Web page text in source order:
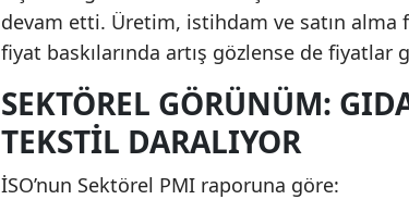
devam etti. Üretim, istihdam ve satın
fiyat baskılarında artış gözlense de fiyatlar
SEKTÖREL GÖRÜNÜM:
TEKSTIL DARALIYOR
İSO’nun Sektörel PMI raporuna göre: